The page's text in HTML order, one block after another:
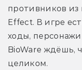
противников из
Effect. В игре
ходы,
BioWare ждёшь,
целиком.